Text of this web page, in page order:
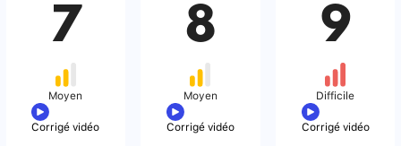
7
Moyen
Corrigé vidéo
8
Moyen
Corrigé vidéo
9
Difficile
Corrigé vidéo